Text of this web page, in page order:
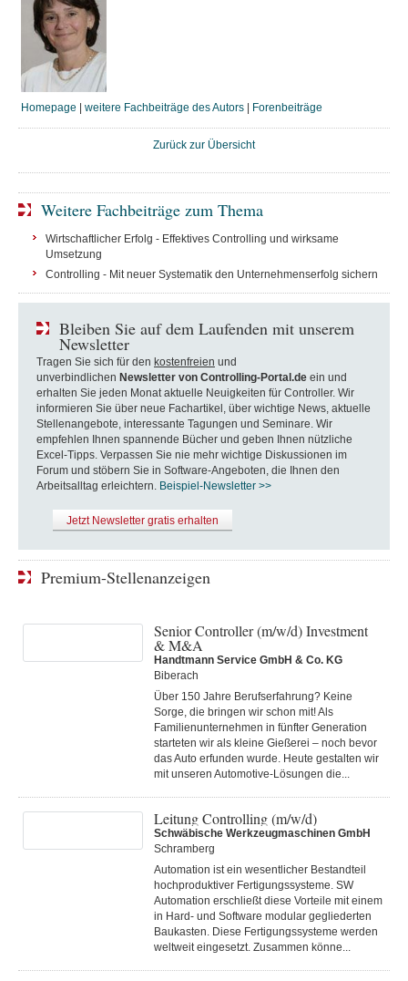
Homepage weitere Fachbeiträge des Autors Forenbeiträge
Zurück zur Übersicht
Weitere Fachbeiträge zum Thema
Wirtschaftlicher Erfolg - Effektives Controlling und wirksame
Umsetzung
Controlling - Mit neuer Systematik den Unternehmenserfolg sichern
Bleiben Sie auf dem Laufenden mit unserem
Newsletter
Tragen Sie sich für den kostenfreien und
unverbindlichen Newsletter von Controlling-Portal.de ein und
erhalten Sie jeden Monat aktuelle Neuigkeiten für Controller. Wir
informieren Sie über neue Fachartikel, über wichtige News, aktuelle
Stellenangebote, interessante Tagungen und Seminare. Wir
empfehlen Ihnen spannende Bücher und geben Ihnen nützliche
Excel-Tipps. Verpassen Sie nie mehr wichtige Diskussionen im
Forum und stöbern Sie in Software-Angeboten, die Ihnen den
Arbeitsalltag erleichtern. Beispiel-Newsletter >>
Jetzt Newsletter gratis erhalten
Premium-Stellenanzeigen
Senior Controller (m/w/d) Investment
& M&A
Handtmann Service GmbH & Co. KG
Biberach
Über 150 Jahre Berufserfahrung? Keine
Sorge, die bringen wir schon mit! Als
Familienunternehmen in fünfter Generation
starteten wir als kleine Gießerei – noch bevor
das Auto erfunden wurde. Heute gestalten wir
mit unseren Automotive-Lösungen die...
Leitung Controlling (m/w/d)
Schwäbische Werkzeugmaschinen GmbH
Schramberg
Automation ist ein wesentlicher Bestandteil
hochproduktiver Fertigungssysteme. SW
Automation erschließt diese Vorteile mit einem
in Hard- und Software modular gegliederten
Baukasten. Diese Fertigungs­systeme werden
weltweit eingesetzt. Zusammen könne...